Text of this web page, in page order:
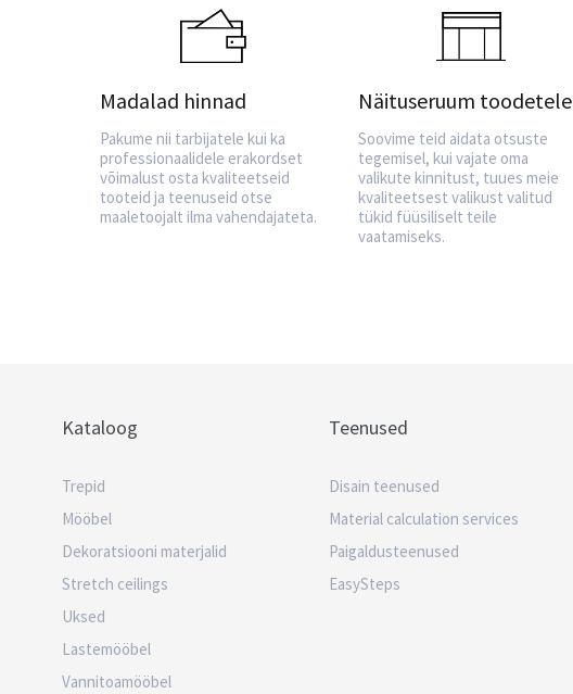
Madalad hinnad
Pakume nii tarbijatele kui ka
professionaalidele erakordset
võimalust osta kvaliteetseid
tooteid ja teenuseid otse
maaletoojalt ilma vahendajateta.
Näituseruum toodetele
Soovime teid aidata otsuste
tegemisel, kui vajate oma
valikute kinnitust, tuues meie
kvaliteetsest valikust valitud
tükid füüsiliselt teile
vaatamiseks.
Kataloog
Trepid
Mööbel
Dekoratsiooni materjalid
Stretch ceilings
Uksed
Lastemööbel
Vannitoamööbel
Teenused
Disain teenused
Material calculation services
Paigaldusteenused
EasySteps